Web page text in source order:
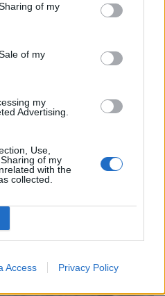
of my
of my
my
Advertising.
Use,
of my
with the
collected.
Access Privacy Policy